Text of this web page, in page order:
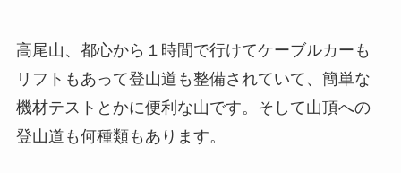
高尾山、都心から１時間で行けてケーブルカーも
リフトもあって登山道も整備されていて、簡単な
機材テストとかに便利な山です。そして山頂への
登山道も何種類もあります。